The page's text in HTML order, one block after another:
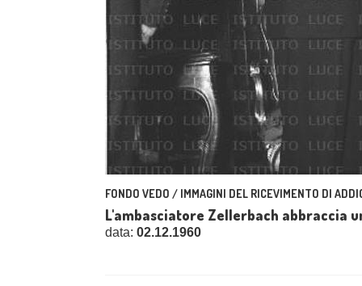
FONDO VEDO / IMMAGINI DEL RICEVIMENTO DI
L'ambasciatore Zellerbach abbraccia
data: 02.12.1960